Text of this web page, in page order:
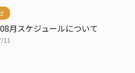
月スケジュールについて
11